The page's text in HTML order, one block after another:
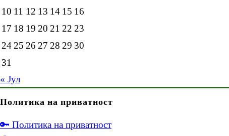
10 11 12 13 14 15 16
17 18 19 20 21 22 23
24 25 26 27 28 29 30
31
« Јул
Политика на приватност
🔑 Политика на приватност